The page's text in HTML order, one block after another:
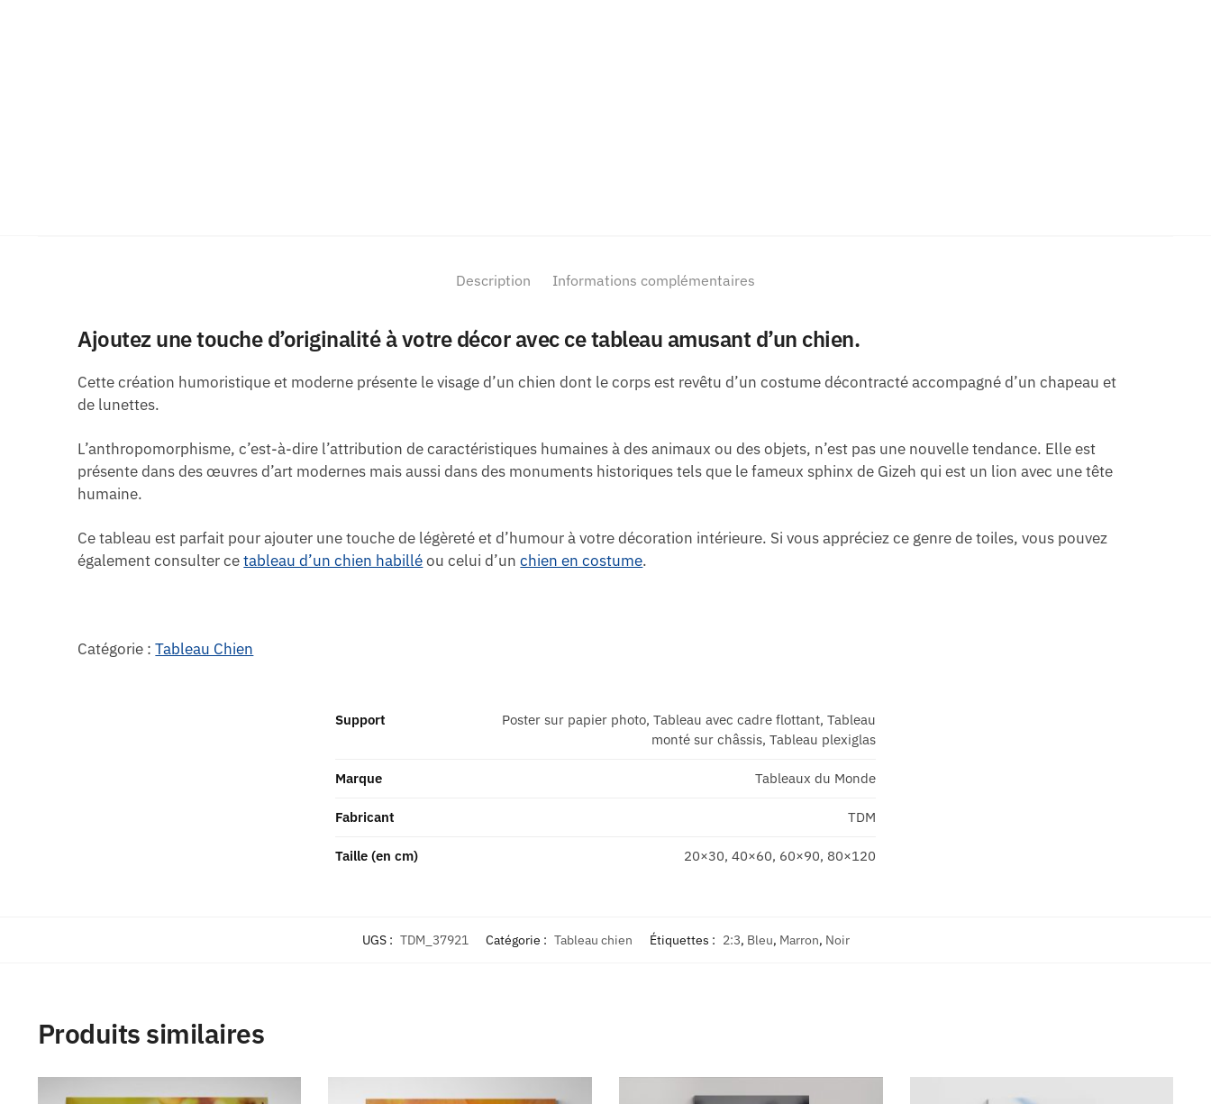
Description Informations complémentaires
Ajoutez une touche d’originalité à votre décor avec ce tableau amusant d’un chien.
Cette création humoristique et moderne présente le visage d’un chien dont le corps est revêtu d’un costume décontracté accompagné d’un chapeau et
de lunettes.
L’anthropomorphisme, c’est-à-dire l’attribution de caractéristiques humaines à des animaux ou des objets, n’est pas une nouvelle tendance. Elle est
présente dans des œuvres d’art modernes mais aussi dans des monuments historiques tels que le fameux sphinx de Gizeh qui est un lion avec une tête
humaine.
Ce tableau est parfait pour ajouter une touche de légèreté et d’humour à votre décoration intérieure. Si vous appréciez ce genre de toiles, vous pouvez
également consulter cetableau d’un chien habilléou celui d’unchien en costume.
Catégorie :Tableau Chien
Support
Poster sur papier photo, Tableau avec cadre flottant, Tableau
monté sur châssis, Tableau plexiglas
Marque Tableaux du Monde
Fabricant TDM
Taille (en cm) 20×30, 40×60, 60×90, 80×120
UGS : TDM_37921 Catégorie : Tableau chien Étiquettes : 2:3, Bleu, Marron, Noir
Produits similaires